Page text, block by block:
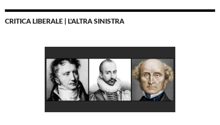
CRITICA LIBERALE | L'ALTRA SINISTRA